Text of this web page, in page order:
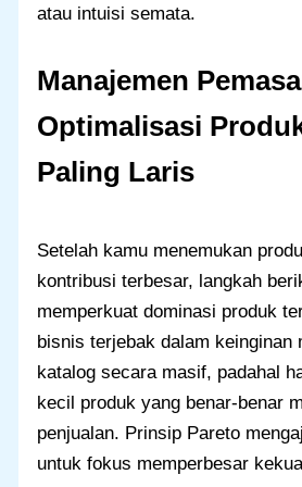
atau intuisi semata.
Manajemen
Optimalisasi
Paling Laris
Setelah kamu menemukan
kontribusi terbesar, langkah
memperkuat dominasi produk
bisnis terjebak dalam keinginan
katalog secara masif, padahal
kecil produk yang benar-benar
penjualan. Prinsip Pareto
untuk fokus memperbesar